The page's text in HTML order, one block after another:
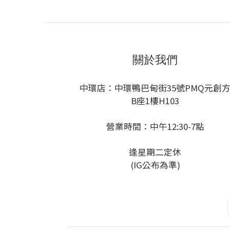
關於我們
中環店：中環鴨巴甸街35號PMQ元創方
B座1樓H103
營業時間：中午12:30-7點
逢星期二定休
(IG公布為準)